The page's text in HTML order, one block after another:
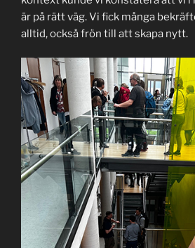
är på rätt väg. Vi fick många
alltid, också frön till att skapa nytt.